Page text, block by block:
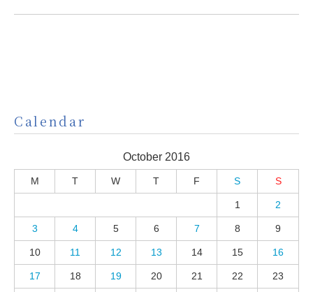
Calendar
October 2016
M T W T F S S
1 2
3 4 5 6 7 8 9
10 11 12 13 14 15 16
17 18 19 20 21 22 23